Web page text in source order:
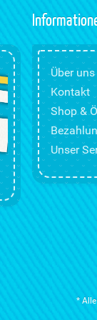
Über uns
Kontakt
Shop &
Unser
*